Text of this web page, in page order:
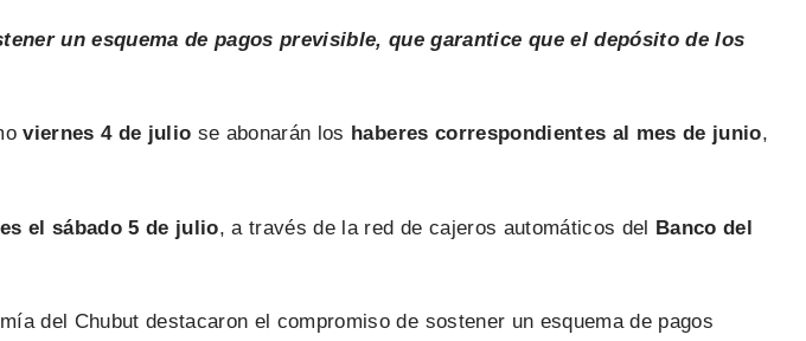
un esquema de pagos previsible, que garantice que el depósito de los
viernes 4 de julio se abonarán los haberes correspondientes al mes de junio,
el sábado 5 de julio, a través de la red de cajeros automáticos del Banco del
del Chubut destacaron el compromiso de sostener un esquema de pagos